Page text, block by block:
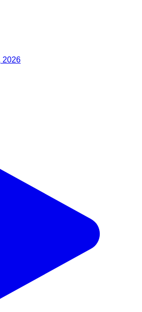
2026